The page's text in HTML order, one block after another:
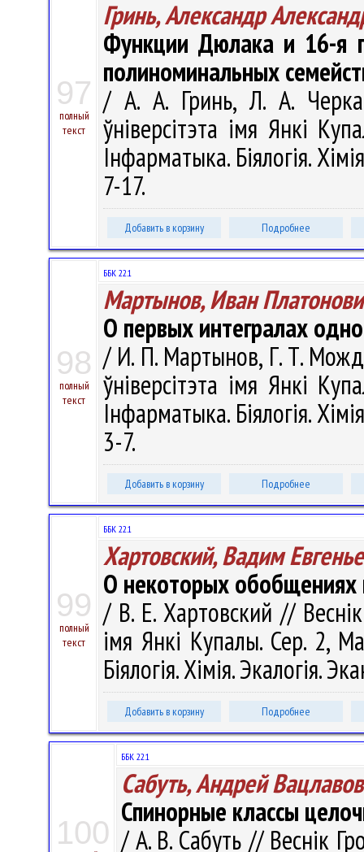
97
полный
текст
Гринь, Александр
Функции Дюлака и 16-я
полиноминальных
/ А. А. Гринь, Л. А.
ўніверсітэта імя Янкі
Інфарматыка. Біялогія.
7-17.
Добавить в корзину Подробнее
98
полный
текст
ББК 22.1
Мартынов, Иван
О первых интегралах
/ И. П. Мартынов, Г. Т.
ўніверсітэта імя Янкі
Інфарматыка. Біялогія.
3-7.
Добавить в корзину Подробнее
99
полный
текст
ББК 22.1
Хартовский, Вадим
О некоторых обобщениях
/ В. Е. Хартовский // Веснік
імя Янкі Купалы. Сер. 2,
Біялогія. Хімія. Экалогія.
Добавить в корзину Подробнее
100
ББК 22.1
Сабуть, Андрей
Спинорные классы
/ А. В. Сабуть // Веснік